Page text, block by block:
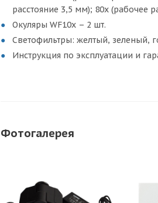
расстояние 3,5 мм); 80x (рабочее
Окуляры WF10x – 2 шт.
Светофильтры: желтый, зеленый,
Инструкция по эксплуатации и
Фотогалерея